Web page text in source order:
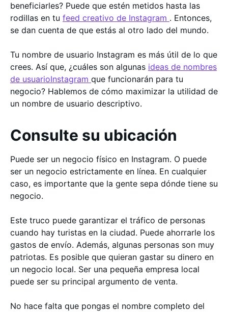
beneficiarles? Puede que estén metidos hasta las
rodillas en tu feed creativo de Instagram . Entonces,
se dan cuenta de que estás al otro lado del mundo.
Tu nombre de usuario Instagram es más útil de lo que
crees. Así que, ¿cuáles son algunas ideas de nombres
de usuarioInstagram que funcionarán para tu
negocio? Hablemos de cómo maximizar la utilidad de
un nombre de usuario descriptivo.
Consulte su ubicación
Puede ser un negocio físico en Instagram. O puede
ser un negocio estrictamente en línea. En cualquier
caso, es importante que la gente sepa dónde tiene su
negocio.
Este truco puede garantizar el tráfico de personas
cuando hay turistas en la ciudad. Puede ahorrarle los
gastos de envío. Además, algunas personas son muy
patriotas. Es posible que quieran gastar su dinero en
un negocio local. Ser una pequeña empresa local
puede ser su principal argumento de venta.
No hace falta que pongas el nombre completo del